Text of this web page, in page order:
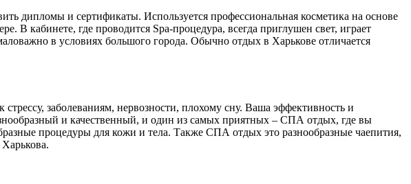
дипломы и сертификаты. Используется профессиональная косметика на основе
В кабинете, где проводится Spa-процедура, всегда приглушен свет, играет
в условиях большого города. Обычно отдых в Харькове отличается
заболеваниям, нервозности, плохому сну. Ваша эффективность и
и качественный, и один из самых приятных – СПА отдых, где вы
процедуры для кожи и тела. Также СПА отдых это разнообразные чаепития,